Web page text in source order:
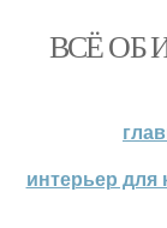
ВСЁ ОБ
интерьер для